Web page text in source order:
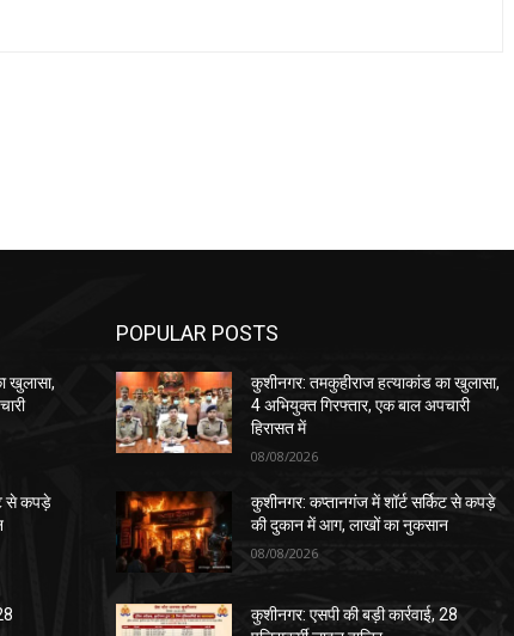
खुलासा,
से कपड़े
POPULAR POSTS
कुशीनगर: तमकुहीराज हत्याकांड का खुलासा,
4 अभियुक्त गिरफ्तार, एक बाल अपचारी
हिरासत में
08/08/2026
कुशीनगर: कप्तानगंज में शॉर्ट सर्किट से कपड़े
की दुकान में आग, लाखों का नुकसान
08/08/2026
कुशीनगर: एसपी की बड़ी कार्रवाई, 28